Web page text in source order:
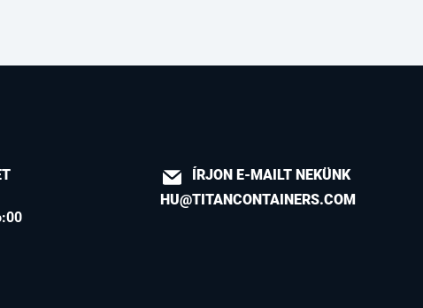
ÍRJON E-MAILT NEKÜNK
HU@TITANCONTAINERS.COM